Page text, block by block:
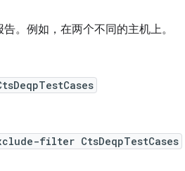
告。例如，在两个不同的主机上。
filter CtsDeqpTestCases